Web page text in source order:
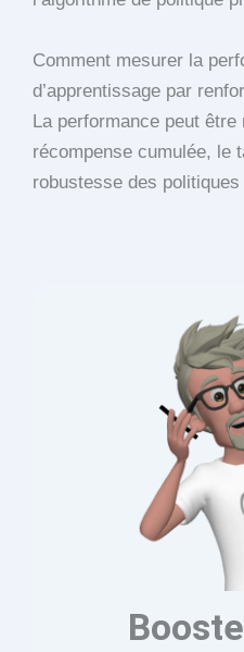
Comment mesurer la
d’apprentissage par
La performance peut être
récompense cumulée, le
robustesse des politiques